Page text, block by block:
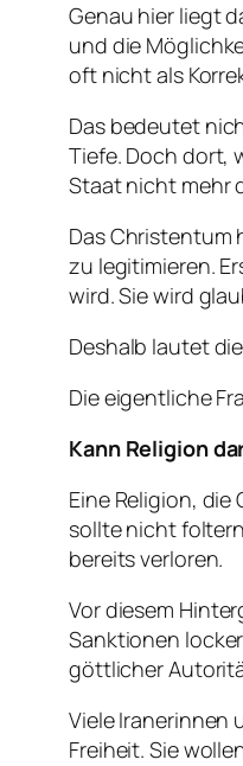
Genau hier liegt
und die
oft nicht als
Das bedeutet
Tiefe. Doch dort,
Staat nicht mehr
Das Christentum
zu legitimieren.
wird. Sie wird
Deshalb lautet
Die eigentliche
Kann Religion
Eine Religion,
sollte nicht
bereits verloren.
Vor diesem
Sanktionen
göttlicher
Viele Iranerinnen
Freiheit. Sie